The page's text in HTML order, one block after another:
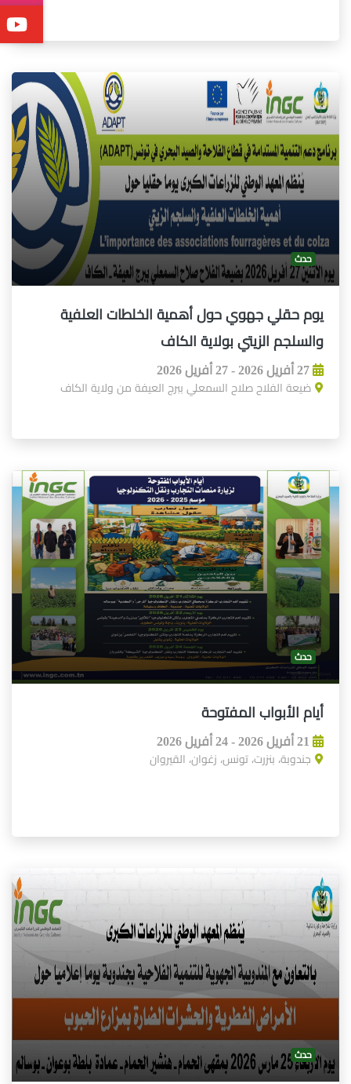
حدث
يوم حقلي جهوي حول أهمية الخلطات العلفية
والسلجم الزيتي بولاية الكاف
27 أفريل 2026 - 27 أفريل 2026
ضيعة الفلاح صلاح السمعلي ببرج العيفة من ولاية الكاف
حدث
أيام الأبواب المفتوحة
21 أفريل 2026 - 24 أفريل 2026
جندوبة، بنزرت، تونس، زغوان، القيروان
حدث